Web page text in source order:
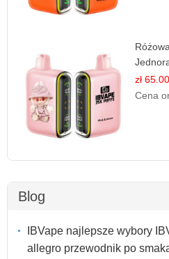
zł 65.00
Cena
Blog
IBVape najlepsze wybory
allegro przewodnik po